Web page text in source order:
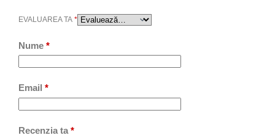
EVALUAREA TA *
Nume *
Email *
Recenzia ta *